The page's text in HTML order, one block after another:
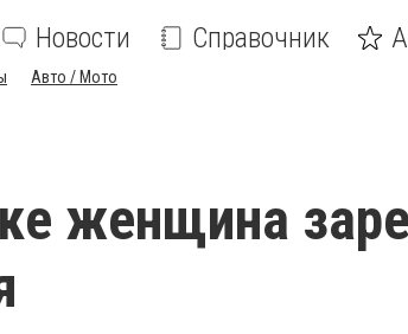
Новости Справочник
Авто / Мото
женщина